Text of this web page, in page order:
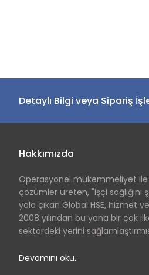
Detaylı Bilgi veya Sipariş
Hakkımızda
Operasyonel mükemmeliyet
çözümler üreten, "işçi sağlığını
yola çıkan Global HSE, hizmet
2008 yılından bu yana bir çok
sektördeki yerini
Devamını oku..